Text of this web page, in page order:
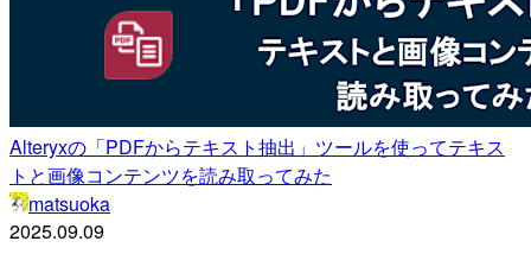
Alteryxの「PDFからテキスト抽出」ツールを使ってテキス
トと画像コンテンツを読み取ってみた
matsuoka
2025.09.09